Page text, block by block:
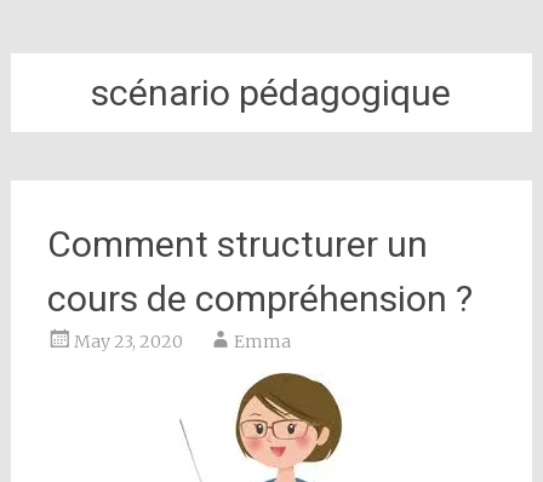
scénario pédagogique
Comment structurer un
cours de compréhension ?
May 23, 2020 Emma